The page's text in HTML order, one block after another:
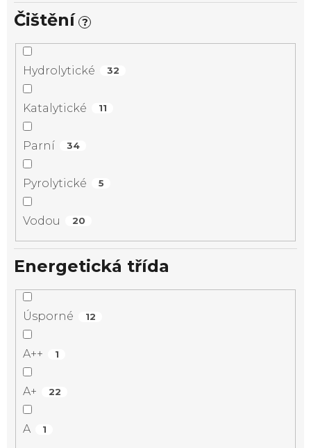
Čištění ?
Hydrolytické 32
Katalytické 11
Parní 34
Pyrolytické 5
Vodou 20
Energetická třída
Úsporné 12
A++ 1
A+ 22
A 1